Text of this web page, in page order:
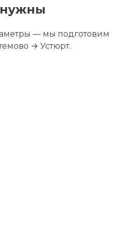
— мы подготовим
→ Устюрт.